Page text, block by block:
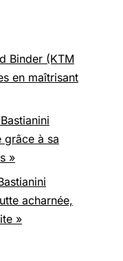
Binder (KTM
en maîtrisant
grâce à sa
»
acharnée,
»